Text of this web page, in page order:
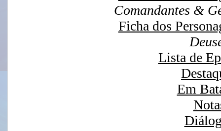
Comandantes &
Ficha dos
Lista de
Em